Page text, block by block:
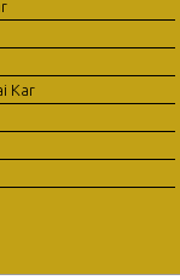
Kar